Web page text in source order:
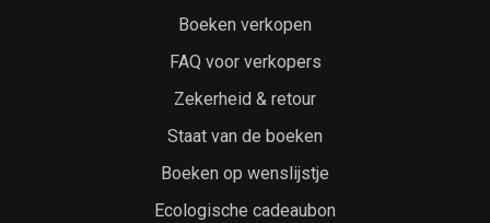
Boeken verkopen
FAQ voor verkopers
Zekerheid & retour
Staat van de boeken
Boeken op wenslijstje
Ecologische cadeaubon